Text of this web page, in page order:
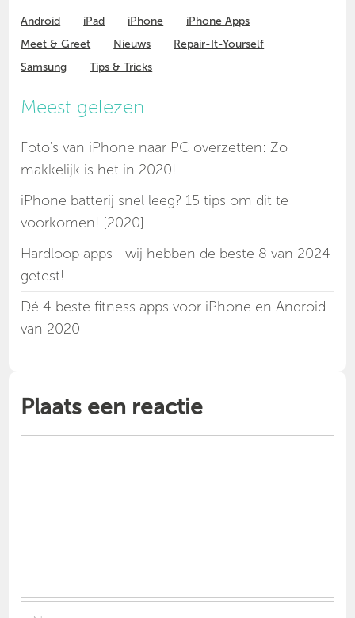
Android iPad iPhone
iPhone Apps
Meet & Greet
Nieuws
Repair-It-Yourself
Samsung
Tips & Tricks
Meest gelezen
Foto's van iPhone naar PC overzetten: Zo
makkelijk is het in 2020!
iPhone batterij snel leeg? 15 tips om dit te
voorkomen! [2020]
Hardloop apps - wij hebben de beste 8 van 2024
getest!
Dé 4 beste fitness apps voor iPhone en Android
van 2020
Plaats een reactie